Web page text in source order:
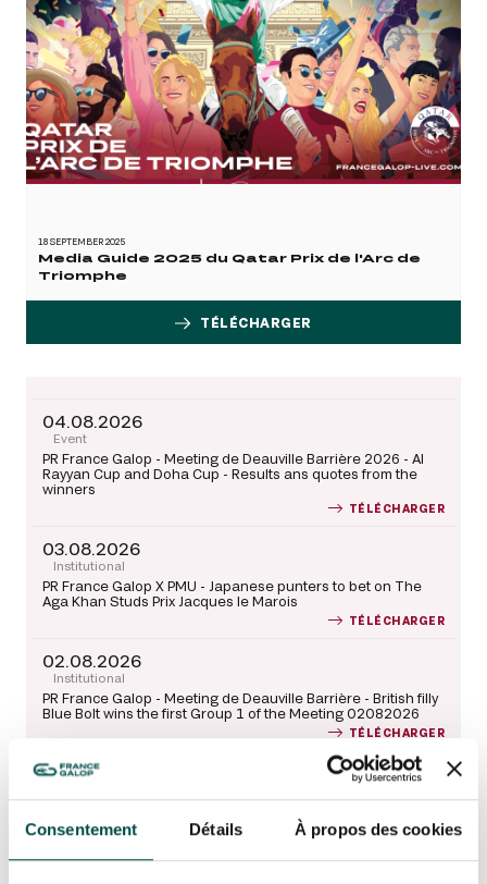
Consentement Détails À propos des cookies
JEUXDI BY PARISLONGCHAMP
JEUXDI BY PARISLONGCHAMP
LA GARDEN PARTY - CYGAMES GRAND PRIX DE PARIS -
14TH JULY
LA GARDEN PARTY - CYGAMES GRAND PRIX DE PARIS -
14TH JULY
ALL OUR EVENTS
OFFERS, PASSES AND MEMBERSHIPS
SEASON TICKET OFFERS
ALL RACE DAYS
PARKING
PARKING
OUR EXPERIENCES
AS A FAMILY
AS A FAMILY
WITH FRIENDS
AS A COUPLE
FOR SPORT
18 SEPTEMBER 2025
Media Guide 2025 du Qatar Prix de l'Arc de
Triomphe
TÉLÉCHARGER
04.08.2026
Event
PR France Galop - Meeting de Deauville Barrière 2026 - Al
Rayyan Cup and Doha Cup - Results ans quotes from the
winners
TÉLÉCHARGER
03.08.2026
Institutional
PR France Galop X PMU - Japanese punters to bet on The
Aga Khan Studs Prix Jacques le Marois
TÉLÉCHARGER
02.08.2026
Institutional
PR France Galop - Meeting de Deauville Barrière - British filly
Blue Bolt wins the first Group 1 of the Meeting 02082026
TÉLÉCHARGER
27.07.2026
Japanese punters - 27072026